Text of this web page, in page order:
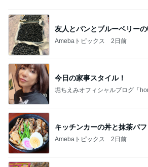
【ＮＴＴ】～【高松Ｇ】～
【アルビス】お買い物～取引
株主優待を楽しんで～tasayuryの
夏休みは朝練と夜練のダブル
Amebaトピックス 2日前
クロとこいたんって何かあっ
あいのりブログ 2日前